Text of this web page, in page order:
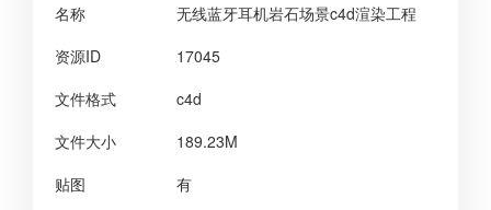
名称
无线蓝牙耳机岩石场景c4d渲染工程
资源ID
17045
文件格式
c4d
文件大小
189.23M
贴图
有